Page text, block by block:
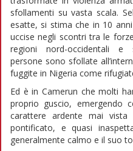
sfollamenti su vasta scala.
esatte, si stima che in 10
uccise negli scontri tra le
regioni nord-occidentali e
persone sono sfollate
fuggite in Nigeria come
Ed è in Camerun che molti
proprio guscio, emergendo
carattere ardente mai
pontificato, e quasi
generalmente calmo e il suo